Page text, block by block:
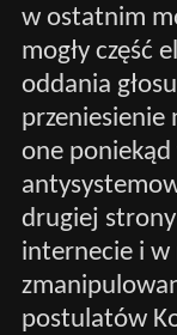
w ostatnim
mogły część
oddania
przeniesienie
one
drugiej
internecie i
postulatów